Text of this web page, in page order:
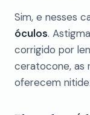
Sim, e nesses
óculos.
corrigido por
ceratocone, as
oferecem